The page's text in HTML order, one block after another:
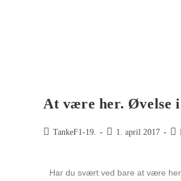
At være her. Øvelse
TankeF1-19. 1. april 2017
Har du svært ved bare at være